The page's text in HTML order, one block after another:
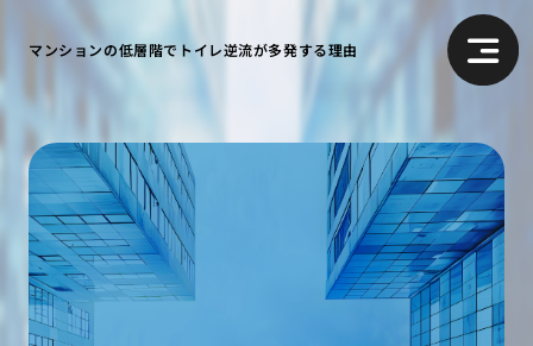
マンションの低層階でトイレ逆流が多発する理由